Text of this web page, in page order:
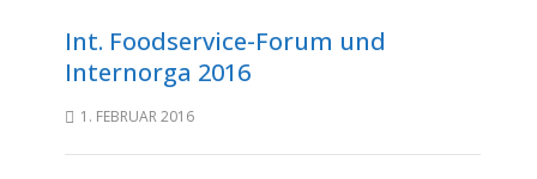
Int. Foodservice-Forum und
Internorga 2016
1. FEBRUAR 2016